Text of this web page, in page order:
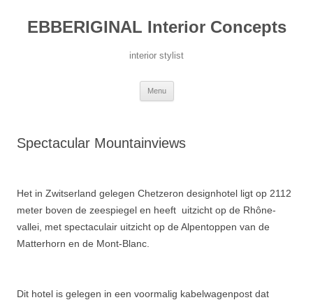
inhoud
EBBERIGINAL Interior Concepts
interior stylist
Menu
Spectacular Mountainviews
Het in Zwitserland gelegen Chetzeron designhotel ligt op 2112
meter boven de zeespiegel en heeft uitzicht op de Rhône-
vallei, met spectaculair uitzicht op de Alpentoppen van de
Matterhorn en de Mont-Blanc.
Dit hotel is gelegen in een voormalig kabelwagenpost dat